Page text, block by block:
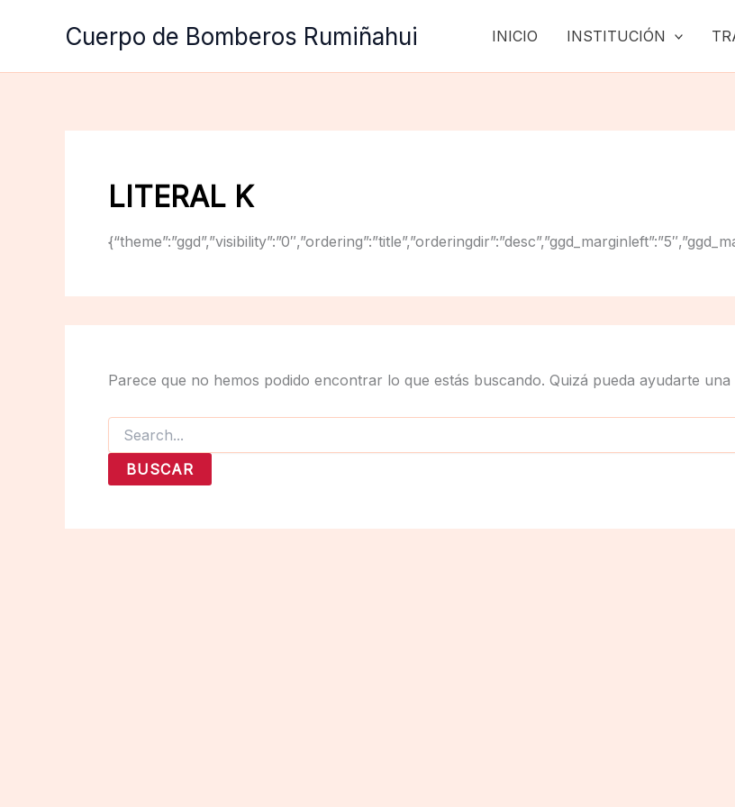
Cuerpo de Bomberos Rumiñahui INICIO INSTITUCIÓN
LITERAL K
Parece que no hemos podido encontrar lo que estás buscando. Quizá pueda ayudarte una
Buscar
por: